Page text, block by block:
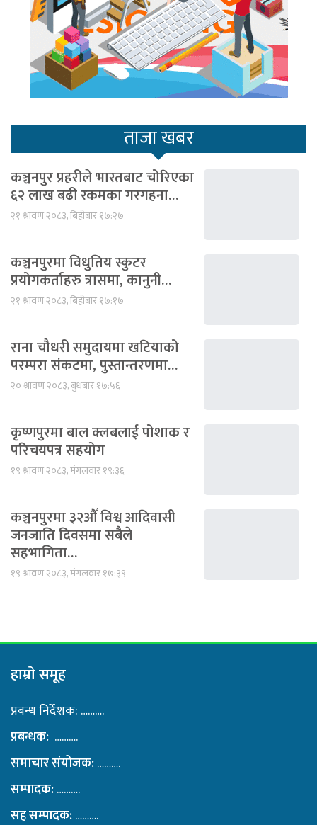
ताजा खबर
कञ्चनपुर प्रहरीले भारतबाट चोरिएका
६२ लाख बढी रकमका गरगहना…
२१ श्रावण २०८३, बिहीबार १७:२७
कञ्चनपुरमा विधुतिय स्कुटर
प्रयोगकर्ताहरु त्रासमा, कानुनी…
२१ श्रावण २०८३, बिहीबार १७:१७
राना चौधरी समुदायमा खटियाको
परम्परा संकटमा, पुस्तान्तरणमा…
२० श्रावण २०८३, बुधबार १७:५६
कृष्णपुरमा बाल क्लबलाई पोशाक र
परिचयपत्र सहयोग
१९ श्रावण २०८३, मंगलवार १९:३६
कञ्चनपुरमा ३२औँ विश्व आदिवासी
जनजाति दिवसमा सबैले
सहभागिता…
१९ श्रावण २०८३, मंगलवार १७:३९
हाम्राे समूह
प्रबन्ध निर्देशक: ……….
प्रबन्धक: ……….
समाचार संयोजक:……….
सम्पादक:……….
सह सम्पादक:……….